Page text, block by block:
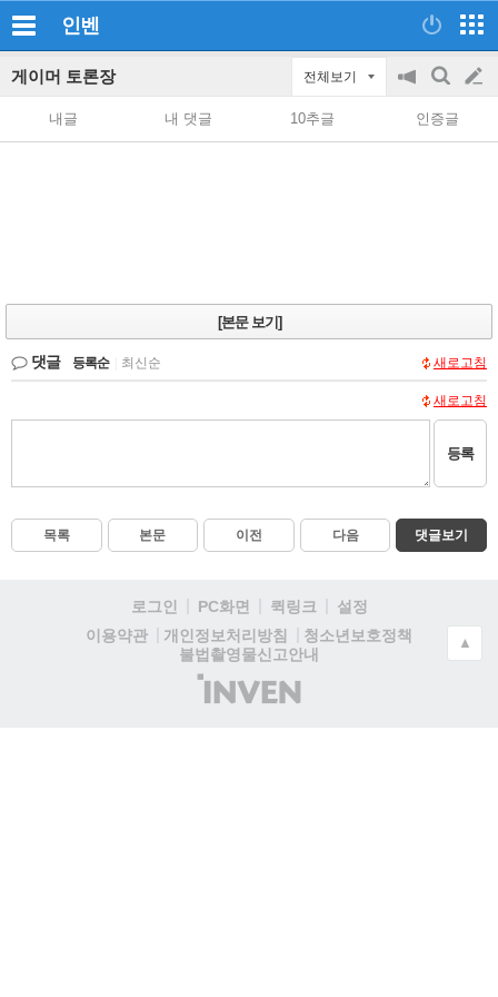
인벤
게이머 토론장 전체보기
공
on/off
검
색
글
쓰
내글 내 댓글 10추글 인증글
[본문 보기]
댓글 등록순 최신순 새로고침
새로고침
등록
목록 본문 이전 다음 댓글보기
로그인 PC화면 퀵링크
설정
이용약관
개인정보처리방침
청소년보호정책
불법촬영물신고안내
(주)
인
▲